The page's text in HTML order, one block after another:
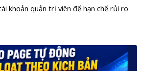
khoản quản trị viên để hạn chế rủi ro